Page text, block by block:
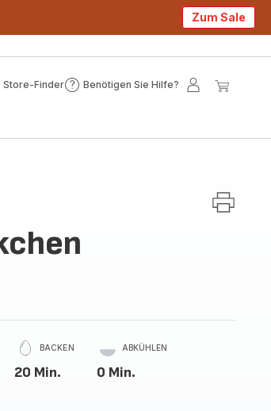
Zum Sale
Store-Finder Benötigen Sie Hilfe?
Benötigen
Mein
BACKEN
20 Min.
ABKÜHLEN
0 Min.